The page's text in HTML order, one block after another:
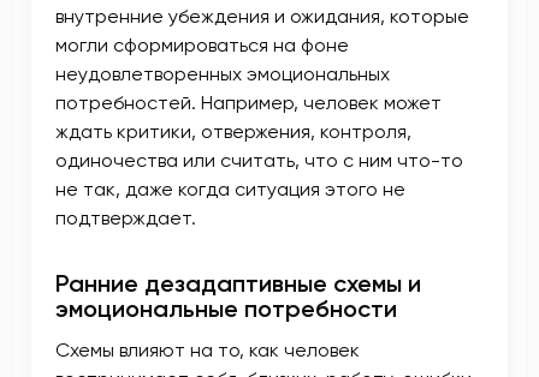
внутренние убеждения и ожидания, которые
могли сформироваться на фоне
неудовлетворенных эмоциональных
потребностей. Например, человек может
ждать критики, отвержения, контроля,
одиночества или считать, что с ним что-то
не так, даже когда ситуация этого не
подтверждает.
Ранние дезадаптивные схемы и
эмоциональные потребности
Схемы влияют на то, как человек